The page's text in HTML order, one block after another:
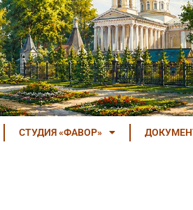
СТУДИЯ «ФАВОР»